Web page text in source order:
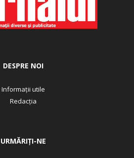
DESPRE NOI
Informații utile
Redacția
URMĂRIȚI-NE